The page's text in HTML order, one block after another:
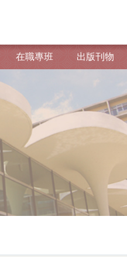
在職專班 出版刊物